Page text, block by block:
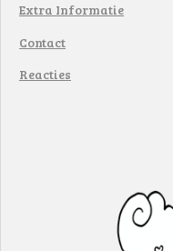
Extra Informatie
Contact
Reacties